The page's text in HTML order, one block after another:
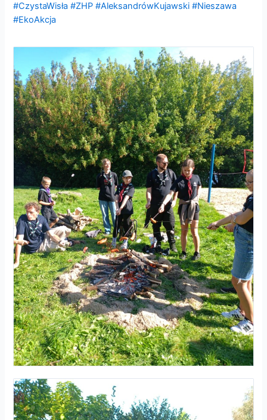
#CzystaWisła #ZHP #AleksandrówKujawski #Nieszawa
#EkoAkcja